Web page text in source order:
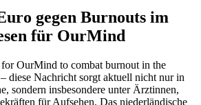
gegen Burnouts im
für OurMind
OurMind to combat burnout in the
diese Nachricht sorgt aktuell nicht nur in
sondern insbesondere unter Ärztinnen,
für Aufsehen. Das niederländische